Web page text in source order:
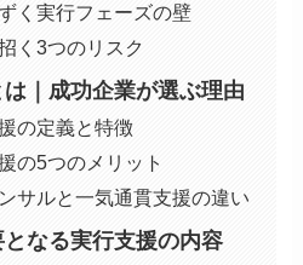
く実行フェーズの壁
く3つのリスク
｜成功企業が選ぶ理由
の定義と特徴
の5つのメリット
サルと一気通貫支援の違い
なる実行支援の内容